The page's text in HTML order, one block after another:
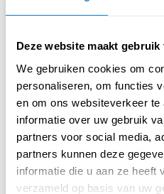
Deze website maakt gebruik
We gebruiken cookies om
personaliseren, om functies
en om ons websiteverkeer
informatie over uw gebruik
partners voor social media,
partners kunnen deze
informatie die u aan ze heeft
verzameld op basis van uw
Radio rebus
Luister de aankomende weken naar
mee, raad het woord en win één van
oplossing en uitslag vind je elke
Weet jij de oplossing van de Magic
gegevens in en maak kans! Deze
today 23 december 2024